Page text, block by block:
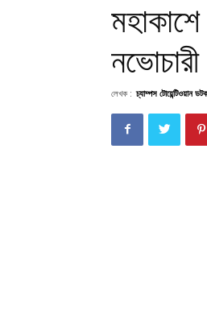
নভোচারী
লেখক : চ্যাম্পস টোয়েন্টিওয়ান